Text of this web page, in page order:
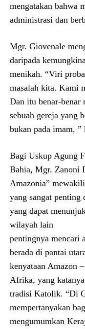
mengatakan bahwa
administrasi dan
Mgr. Giovenale
daripada
menikah. “Viri
masalah kita. Kami
Dan itu benar-benar
sebuah gereja yang
bukan pada imam, ”
Bagi Uskup Agung
Bahia, Mgr. Zanoni
Amazonia”
yang sangat penting
yang dapat
wilayah lain
pentingnya mencari
berada di pantai
kenyataan Amazon
Afrika, yang
tradisi Katolik. “Di
mempertanyakan
mengumumkan